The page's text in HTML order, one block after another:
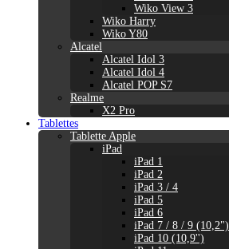
Wiko View 3
Wiko Harry
Wiko Y80
Alcatel
Alcatel Idol 3
Alcatel Idol 4
Alcatel POP S7
Realme
X2 Pro
Tablettes
Tablette Apple
iPad
iPad 1
iPad 2
iPad 3 / 4
iPad 5
iPad 6
iPad 7 / 8 / 9 (10,2")
iPad 10 (10,9'')